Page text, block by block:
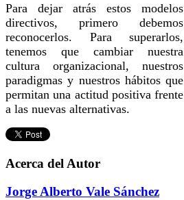
Para dejar atrás estos modelos
directivos, primero debemos
reconocerlos. Para superarlos,
tenemos que cambiar nuestra
cultura organizacional, nuestros
paradigmas y nuestros hábitos que
permitan una actitud positiva frente
a las nuevas alternativas.
Acerca del Autor
Jorge Alberto Vale Sánchez